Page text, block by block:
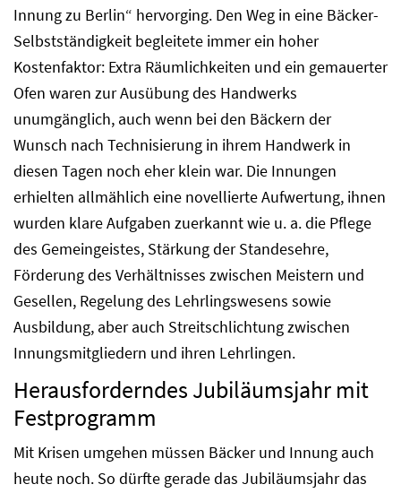
Innung zu Berlin“ hervorging. Den Weg in eine Bäcker-
Selbstständigkeit begleitete immer ein hoher
Kostenfaktor: Extra Räumlichkeiten und ein gemauerter
Ofen waren zur Ausübung des Handwerks
unumgänglich, auch wenn bei den Bäckern der
Wunsch nach Technisierung in ihrem Handwerk in
diesen Tagen noch eher klein war. Die Innungen
erhielten allmählich eine novellierte Aufwertung, ihnen
wurden klare Aufgaben zuerkannt wie u. a. die Pflege
des Gemeingeistes, Stärkung der Standesehre,
Förderung des Verhältnisses zwischen Meistern und
Gesellen, Regelung des Lehrlingswesens sowie
Ausbildung, aber auch Streitschlichtung zwischen
Innungsmitgliedern und ihren Lehrlingen.
Herausforderndes Jubiläumsjahr mit
Festprogramm
Mit Krisen umgehen müssen Bäcker und Innung auch
heute noch. So dürfte gerade das Jubiläumsjahr das